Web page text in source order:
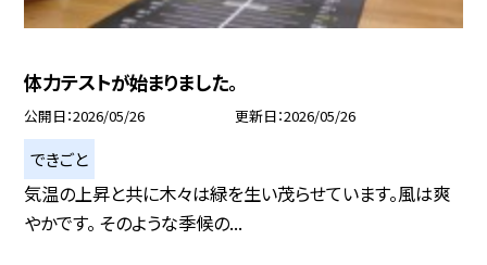
体力テストが始まりました。
公開日 2026/05/26 更新日 2026/05/26
できごと
気温の上昇と共に木々は緑を生い茂らせています。風は爽
やかです。 そのような季候の...